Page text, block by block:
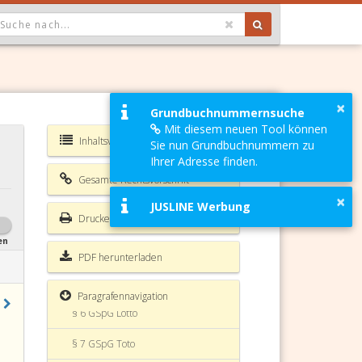
GEWÄHLTER WERT IST ALLE
Inhaltsverzeichnis GSpG
Gesamte Rechtsvorschrift
Drucken
PDF herunterladen
Paragrafennavigation
§ 1 GSpG Glücksspiele
§ 2 GSpG Ausspielungen
§ 3 GSpG
§ 4 GSpG Ausnahmen aus dem
Glücksspielmonopol
Glücksspielautomaten
§ 6 GSpG Lotto
§ 7 GSpG Toto
×
Grundbuchnummernsuche
Mit diesem neuen Tool können
Sie nun Grundbuchnummern zu
Ihrer Adresse finden.
×
JUSLINE Werbung